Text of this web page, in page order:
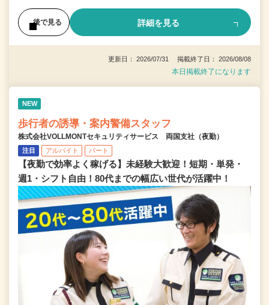
後で見る 詳細を見る
更新日： 2026/07/31 掲載終了日： 2026/08/08
本日掲載終了になります
NEW
歩行者の誘導・案内警備スタッフ
株式会社VOLLMONTセキュリティサービス 両国支社（夜勤）
注目 アルバイト パート
【夜勤で効率よく稼げる】未経験大歓迎！短期・単発・
週1・シフト自由！80代までの幅広い世代が活躍中！